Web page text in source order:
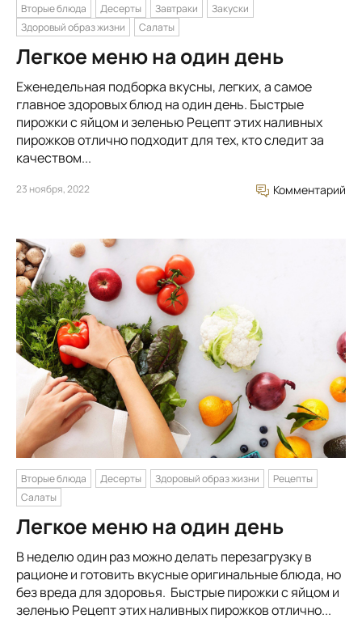
Вторые блюда Десерты Завтраки
Закуски
Здоровый образ жизни
Салаты
Легкое меню на один день
Еженедельная подборка вкусны, легких, а самое
главное здоровых блюд на один день. Быстрые
пирожки с яйцом и зеленью Рецепт этих наливных
пирожков отлично подходит для тех, кто следит за
качеством...
23 ноября, 2022 Комментарий
Вторые блюда Десерты Здоровый образ жизни
Рецепты
Салаты
Легкое меню на один день
В неделю один раз можно делать перезагрузку в
рационе и готовить вкусные оригинальные блюда, но
без вреда для здоровья. Быстрые пирожки с яйцом и
зеленью Рецепт этих наливных пирожков отлично...